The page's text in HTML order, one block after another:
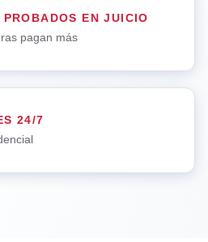
EN JUICIO
pagan más
24/7